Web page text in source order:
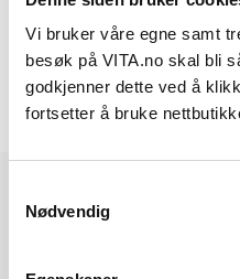
Vi bruker våre egne samt
besøk på VITA.no skal bli
godkjenner dette ved å
fortsetter å bruke
Nødvendig
Omtaler
Andre har også